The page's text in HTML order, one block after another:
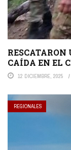
CAÍDA EN EL
12 DICIEMBRE, 2025
REGIONALES